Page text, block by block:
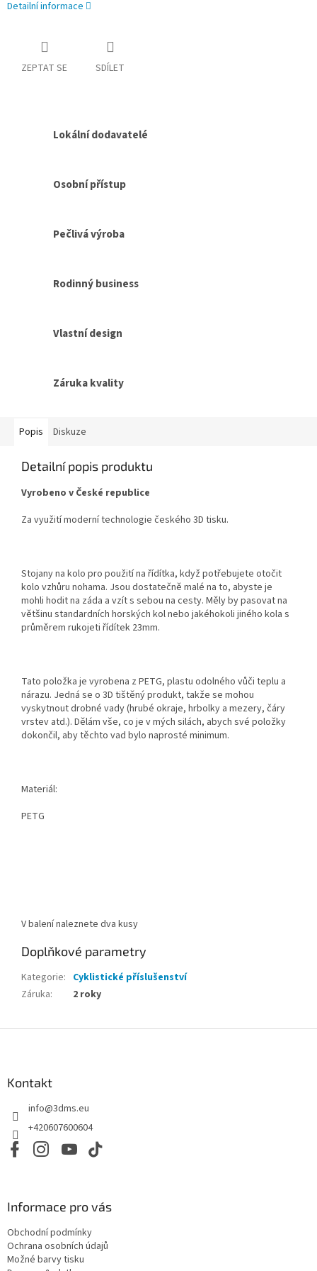
Detailní informace
ZEPTAT SE SDÍLET
Lokální dodavatelé
Osobní přístup
Pečlivá výroba
Rodinný business
Vlastní design
Záruka kvality
Popis Diskuze
Detailní popis produktu
Vyrobeno v České republice
Za využití moderní technologie českého 3D tisku.
Stojany na kolo pro použití na řídítka, když potřebujete otočit
kolo vzhůru nohama. Jsou dostatečně malé na to, abyste je
mohli hodit na záda a vzít s sebou na cesty. Měly by pasovat na
většinu standardních horských kol nebo jakéhokoli jiného kola s
průměrem rukojeti řídítek 23mm.
Tato položka je vyrobena z PETG, plastu odolného vůči teplu a
nárazu. Jedná se o 3D tištěný produkt, takže se mohou
vyskytnout drobné vady (hrubé okraje, hrbolky a mezery, čáry
vrstev atd.). Dělám vše, co je v mých silách, abych své položky
dokončil, aby těchto vad bylo naprosté minimum.
Materiál:
PETG
V balení naleznete dva kusy
Doplňkové parametry
Kategorie: Cyklistické příslušenství
Záruka: 2 roky
Kontakt
info@3dms.eu
+420607600604
Informace pro vás
Obchodní podmínky
Ochrana osobních údajů
Možné barvy tisku